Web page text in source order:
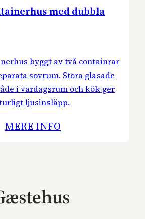
med dubbla
byggt av två containrar
sovrum. Stora glasade
i vardagsrum och kök ger
ljusinsläpp.
MERE INFO